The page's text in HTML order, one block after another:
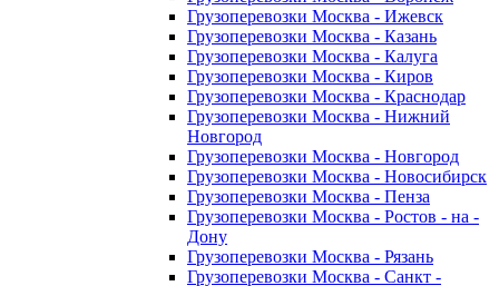
Грузоперевозки Москва - Ижевск
Грузоперевозки Москва - Казань
Грузоперевозки Москва - Калуга
Грузоперевозки Москва - Киров
Грузоперевозки Москва - Краснодар
Грузоперевозки Москва - Нижний
Новгород
Грузоперевозки Москва - Новгород
Грузоперевозки Москва - Новосибирск
Грузоперевозки Москва - Пенза
Грузоперевозки Москва - Ростов - на -
Дону
Грузоперевозки Москва - Рязань
Грузоперевозки Москва - Санкт -